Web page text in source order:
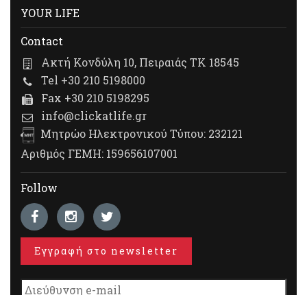
YOUR LIFE
Contact
Ακτή Κονδύλη 10, Πειραιάς ΤΚ 18545
Tel +30 210 5198000
Fax +30 210 5198295
info@clickatlife.gr
Μητρώο Ηλεκτρονικού Τύπου: 232121
Αριθμός ΓΕΜΗ: 159656107001
Follow
Εγγραφή στο newsletter